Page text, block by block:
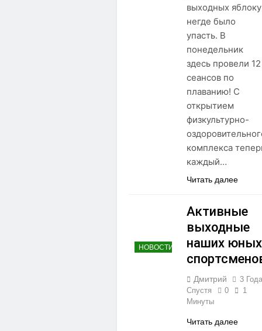
выходных яблоку
негде было
упасть. В
понедельник
здесь провели 12
сеансов по
плаванию! С
открытием
физкультурно-
комплекса
каждый…
Читать далее
НОВОСТИ
Активные
выходные
наших юных
Дмитрий
3 Года
Спустя
0
1
Минуты
Читать далее